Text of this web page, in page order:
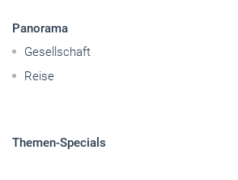
Panorama
Gesellschaft
Reise
Themen-Specials